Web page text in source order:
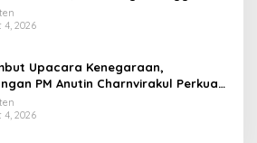
Digital
4, 2026
Upacara Kenegaraan,
PM Anutin Charnvirakul Perkuat
Indonesia-Thailand
4, 2026